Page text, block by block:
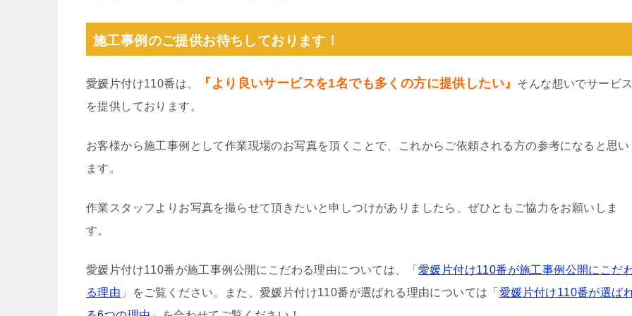
施工事例のご提供お待ちしております！
愛媛片付け110番は、 『より良いサービスを1名でも多くの方に提供したい』
そんな想いでサービス
を提供しております。
お客様から施工事例として作業現場のお写真を頂くことで、これからご依頼される方の参考になると思い
ます。
作業スタッフよりお写真を撮らせて頂きたいと申しつけがありましたら、ぜひともご協力をお願いしま
す。
愛媛片付け110番が施工事例公開にこだわる理由については、「 愛媛片付け110番が施工事例公開にこだ
る理由 」をご覧ください。また、愛媛片付け110番が選ばれる理由については「 愛媛片付け110番が選ば